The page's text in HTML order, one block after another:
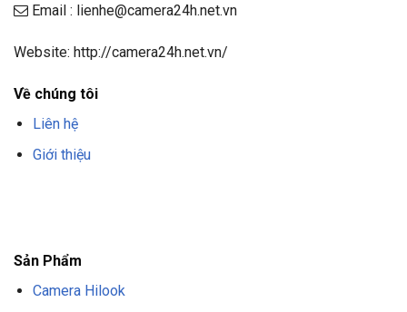
Email : lienhe@camera24h.net.vn
Website: http://camera24h.net.vn/
Về chúng tôi
Liên hệ
Giới thiệu
Sản Phẩm
Camera Hilook